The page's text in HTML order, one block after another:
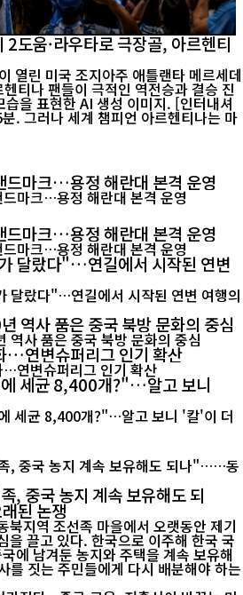
도움·라우타로 극장골, 아르헨티
열린 미국 조지아주 애틀랜타 메르세데
티나 팬들이 극적인 역전승과 결승 진
표현한 AI 생성 이미지. [인터내셔
. 그러나 세계 챔피언 아르헨티나는 마
드마크…용정 해란대 본격 운영
드마크…용정 해란대 본격 운영
달랐다"…연길에서 시작된 연변
역사 품은 중국 북방 문화의 중심
…연변슈퍼리그 인기 확산
세균 8,400개?"…알고 보니
, 중국 농지 계속 보유해도 되
된 논쟁
북지역 조선족 마을에서 오랫동안 제기
을 끌고 있다. 한국으로 이주해 한국 국
에 남겨둔 농지와 주택을 계속 보유해
를 짓는 주민들에게 다시 배분해야 하는